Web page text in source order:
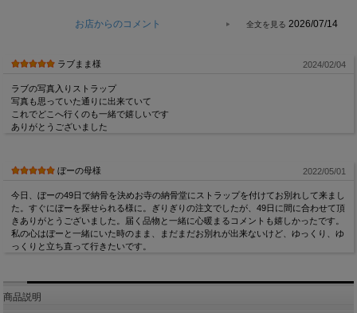
お店からのコメント 2026/07/14
ラブまま様 2024/02/04
ラブの写真入りストラップ
写真も思っていた通りに出来ていて
これでどこへ行くのも一緒で嬉しいです
ありがとうございました
ぼーの母様 2022/05/01
今日、ぼーの49日で納骨を決めお寺の納骨堂にストラップを付けてお別れして来まし
た。すぐにぼーを探せられる様に。ぎりぎりの注文でしたが、49日に間に合わせて頂
きありがとうございました。届く品物と一緒に心暖まるコメントも嬉しかったです。
私の心はぼーと一緒にいた時のまま、まだまだお別れが出来ないけど、ゆっくり、ゆ
っくりと立ち直って行きたいです。
商品説明